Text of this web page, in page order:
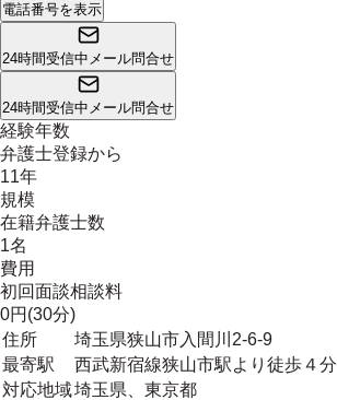
電話番号を表示
24時間受信中 メール問合せ
24時間受信中 メール問合せ
経験年数
弁護士登録から
11年
規模
在籍弁護士数
1名
費用
初回面談相談料
0円(30分)
住所
埼玉県狭山市入間川2-6-9
最寄駅
西武新宿線狭山市駅より徒歩４分
対応地域埼玉県、東京都